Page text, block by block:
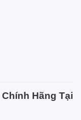
Chính Hãng Tại